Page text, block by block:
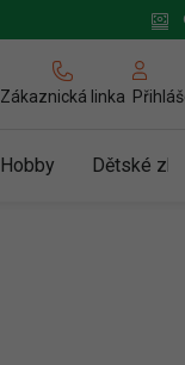
Zákaznická linka
Hobby Dětské